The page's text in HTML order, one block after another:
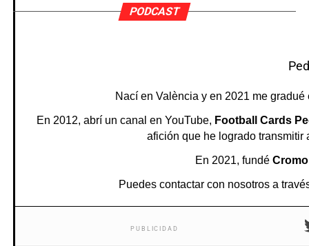
Nací en València y en 2021 me
En 2012, abrí un canal en YouTube, Football Cards
afición que he logrado transmitir
En 2021, fundé
Puedes contactar con nosotros a
PODCAST
PUBLICIDAD